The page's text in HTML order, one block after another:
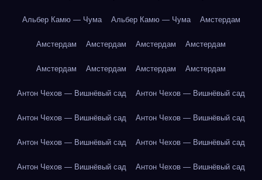
Альбер Камю — Чума Альбер Камю — Чума Амстердам
Амстердам Амстердам Амстердам Амстердам
Амстердам Амстердам Амстердам Амстердам
Антон Чехов — Вишнёвый сад Антон Чехов — Вишнёвый сад
Антон Чехов — Вишнёвый сад Антон Чехов — Вишнёвый сад
Антон Чехов — Вишнёвый сад Антон Чехов — Вишнёвый сад
Антон Чехов — Вишнёвый сад Антон Чехов — Вишнёвый сад